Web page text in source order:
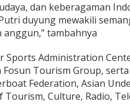
dan keberagaman
duyung mewakili
tambahnya
Sports Administration
Tourism Group,
Federation, Asian
Culture, Radio,